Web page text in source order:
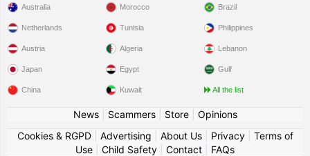
Australia
Netherlands
Austria
Japan
China
Morocco
Tunisia
Algeria
Egypt
Kuwait
Brazil
Philippines
Lebanon
Gulf
All the list
News| Scammers| Store| Opinions
Cookies & RGPD| Advertising About Us| Privacy| Terms of
Use
Child Safety Contact FAQs